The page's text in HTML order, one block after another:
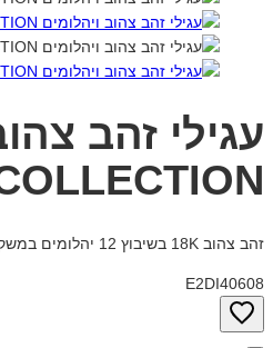
עגילי זהב
זהב צהוב 18K בשיבוץ 12 יהלומים במשקל כולל של 0.26 קראט
E2DI40608